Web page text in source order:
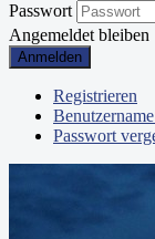
Passwort
Angemeldet bleiben
Anmelden
Registrieren
Passwort